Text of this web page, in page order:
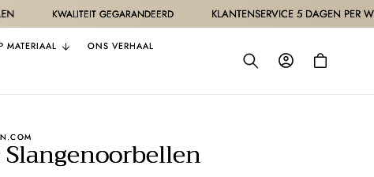
GEGARANDEERD KLANTENSERVICE 5 DAGEN PER WEEK
MATERIAAL ONS VERHAAL
InloggenWinkelwagen